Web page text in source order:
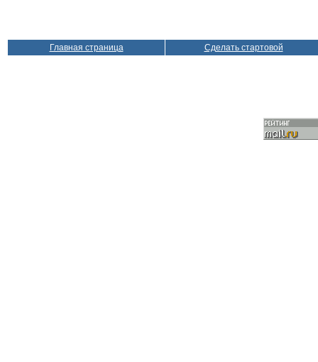
Главная страница Сделать стартовой